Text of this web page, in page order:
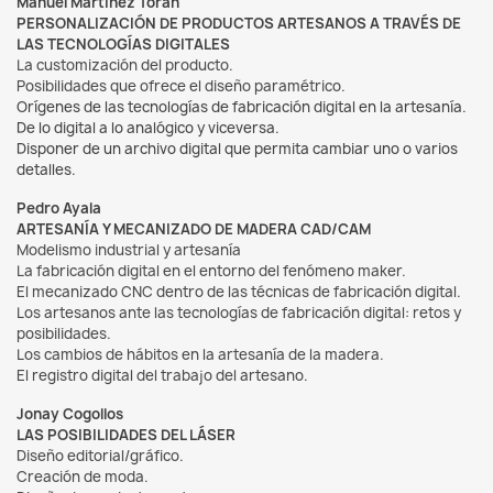
PERSONALIZACIÓN DE PRODUCTOS ARTESANOS A TRAVÉS DE
LAS TECNOLOGÍAS DIGITALES
La customización del producto.
Posibilidades que ofrece el diseño paramétrico.
Orígenes de las tecnologías de fabricación digital en la artesanía.
De lo digital a lo analógico y viceversa.
Disponer de un archivo digital que permita cambiar uno o varios
detalles.
Pedro Ayala
ARTESANÍA Y MECANIZADO DE MADERA CAD/CAM
Modelismo industrial y artesanía
La fabricación digital en el entorno del fenómeno maker.
El mecanizado CNC dentro de las técnicas de fabricación digital.
Los artesanos ante las tecnologías de fabricación digital: retos y
posibilidades.
Los cambios de hábitos en la artesanía de la madera.
El registro digital del trabajo del artesano.
Jonay Cogollos
LAS POSIBILIDADES DEL LÁSER
Diseño editorial/gráfico.
Creación de moda.